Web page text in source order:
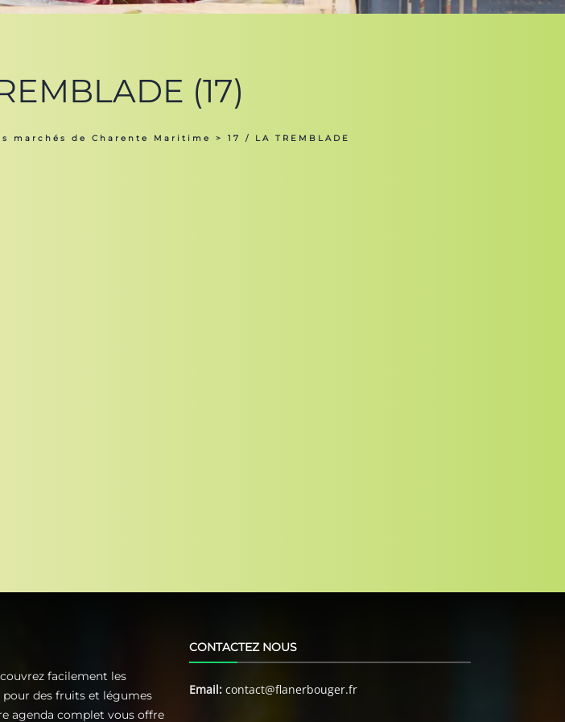
(17)
marchés de Charente Maritime > 17 / LA TREMBLADE
facilement les
des fruits et légumes
agenda complet vous offre
CONTACTEZ NOUS
Email: contact@flanerbouger.fr